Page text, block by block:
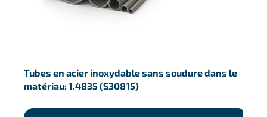
Tubes en acier inoxydable sans soudure dans le
matériau: 1.4835 (S30815)